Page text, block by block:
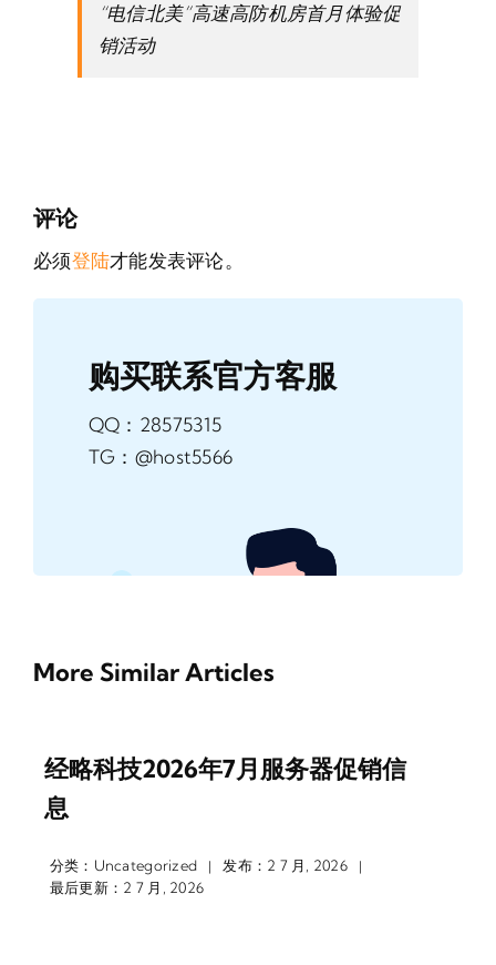
“电信北美”高速高防机房首月体验促
销活动
评论
必须登陆才能发表评论。
购买联系官方客服
QQ：28575315
TG：@host5566
More Similar Articles
经略科技2026年7月服务器促销信
息
分类： Uncategorized | 发布：2 7 月, 2026
|
最后更新：2 7 月, 2026